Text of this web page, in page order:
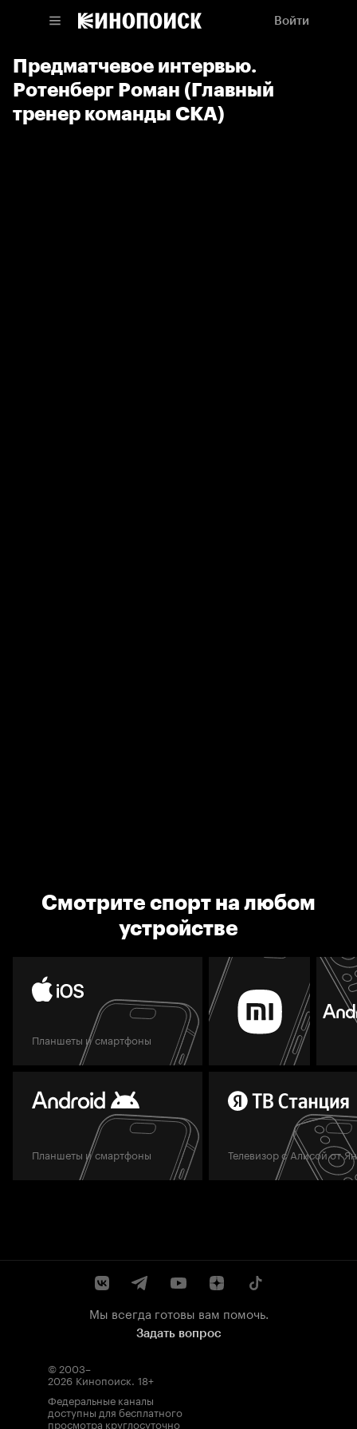
Войти
Предматчевое интервью.
Ротенберг Роман (Главный
тренер команды СКА)
Смотрите спорт на любом
устройстве
Планшеты и смартфоны
Планшеты и смартфоны Телевизор с Алисой от
Мы всегда готовы вам помочь.
Задать вопрос
© 2003–
2026 Кинопоиск. 18+
Федеральные каналы
доступны для бесплатного
просмотра круглосуточно